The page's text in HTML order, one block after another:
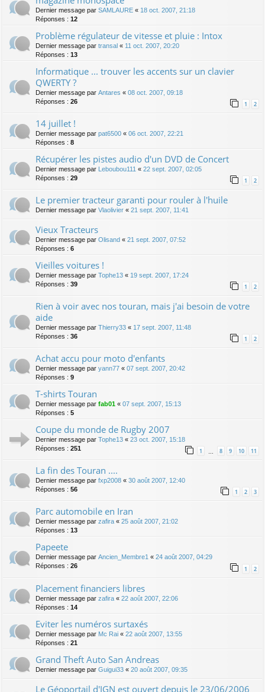
Dernier message par SAMLAURE « 18 oct. 2007, 21:18
Réponses : 12
Problème régulateur de vitesse et pluie : Intox
Dernier message par transal « 11 oct. 2007, 20:20
Réponses : 13
Informatique ... trouver les accents sur un clavier
QWERTY ?
Dernier message par Antares « 08 oct. 2007, 09:18
Réponses : 26 1 2
14 juillet !
Dernier message par pat6500 « 06 oct. 2007, 22:21
Réponses : 8
Récupérer les pistes audio d'un DVD de Concert
Dernier message par Leboubou111 « 22 sept. 2007, 02:05
Réponses : 29 1 2
Le premier tracteur garanti pour rouler à l'huile
Dernier message par Vlaolivier « 21 sept. 2007, 11:41
Vieux Tracteurs
Dernier message par Olisand « 21 sept. 2007, 07:52
Réponses : 6
Vieilles voitures !
Dernier message par Tophe13 « 19 sept. 2007, 17:24
Réponses : 39 1 2
Rien à voir avec nos touran, mais j'ai besoin de votre
aide
Dernier message par Thierry33 « 17 sept. 2007, 11:48
Réponses : 36 1 2
Achat accu pour moto d'enfants
Dernier message par yann77 « 07 sept. 2007, 20:42
Réponses : 9
T-shirts Touran
Dernier message par fab01 « 07 sept. 2007, 15:13
Réponses : 5
Coupe du monde de Rugby 2007
Dernier message par Tophe13 « 23 oct. 2007, 15:18
Réponses : 251 1 … 8 9 10 11
La fin des Touran ....
Dernier message par fxp2008 « 30 août 2007, 12:40
Réponses : 56 1 2 3
Parc automobile en Iran
Dernier message par zafira « 25 août 2007, 21:02
Réponses : 13
Papeete
Dernier message par Ancien_Membre1 « 24 août 2007, 04:29
Réponses : 26 1 2
Placement financiers libres
Dernier message par zafira « 22 août 2007, 22:06
Réponses : 14
Eviter les numéros surtaxés
Dernier message par Mc Rai « 22 août 2007, 13:55
Réponses : 21
Grand Theft Auto San Andreas
Dernier message par Guigui33 « 20 août 2007, 09:35
Le Géoportail d'IGN est ouvert depuis le 23/06/2006